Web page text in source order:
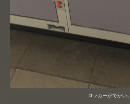
ロッカーがでかい。